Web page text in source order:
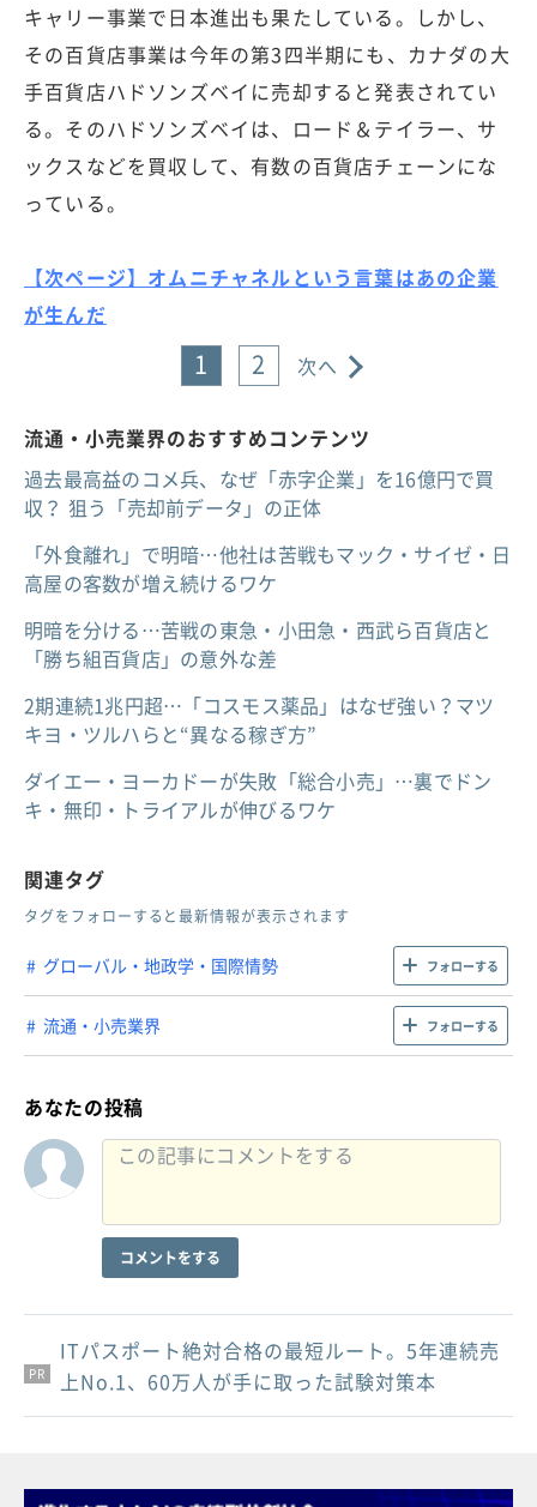
キャリー事業で日本進出も果たしている。しかし、
その百貨店事業は今年の第3四半期にも、カナダの大
手百貨店ハドソンズベイに売却すると発表されてい
る。そのハドソンズベイは、ロード＆テイラー、サ
ックスなどを買収して、有数の百貨店チェーンにな
っている。
【次ページ】オムニチャネルという言葉はあの企業
が生んだ
1 2 次へ
流通・小売業界のおすすめコンテンツ
過去最高益のコメ兵、なぜ「赤字企業」を16億円で買
収？ 狙う「売却前データ」の正体
「外食離れ」で明暗…他社は苦戦もマック・サイゼ・日
高屋の客数が増え続けるワケ
明暗を分ける…苦戦の東急・小田急・西武ら百貨店と
「勝ち組百貨店」の意外な差
2期連続1兆円超…「コスモス薬品」はなぜ強い？マツ
キヨ・ツルハらと“異なる稼ぎ方”
ダイエー・ヨーカドーが失敗「総合小売」…裏でドン
キ・無印・トライアルが伸びるワケ
関連タグ
タグをフォローすると最新情報が表示されます
グローバル・地政学・国際情勢 フォローする
流通・小売業界 フォローする
あなたの投稿
コメントをする
PR
PR
PR
ITパスポート絶対合格の最短ルート。5年連続売
上No.1、60万人が手に取った試験対策本